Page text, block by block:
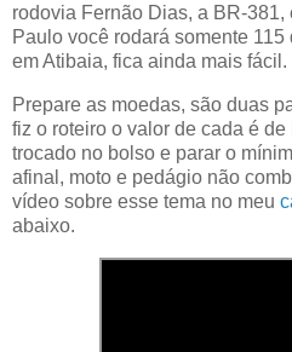
rodovia Fernão Dias, a BR-
Paulo você rodará somente
em Atibaia, fica ainda mais fácil.
Prepare as moedas, são duas
fiz o roteiro o valor de cada é
trocado no bolso e parar o
afinal, moto e pedágio não
vídeo sobre esse tema no meu
abaixo.